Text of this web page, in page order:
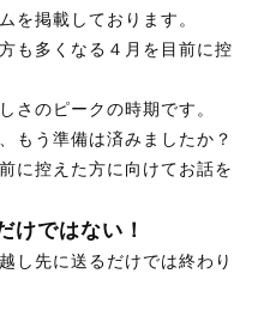
無料！
わせください。
を掲載しております。
も多くなる４月を目前に控
さのピークの時期です。
もう準備は済みましたか？
に控えた方に向けてお話を
けではない！
し先に送るだけでは終わり